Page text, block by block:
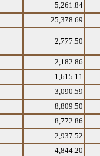
5,261.84
25,378.69
2,777.50
2,182.86
1,615.11
3,090.59
8,809.50
8,772.86
2,937.52
4,844.20